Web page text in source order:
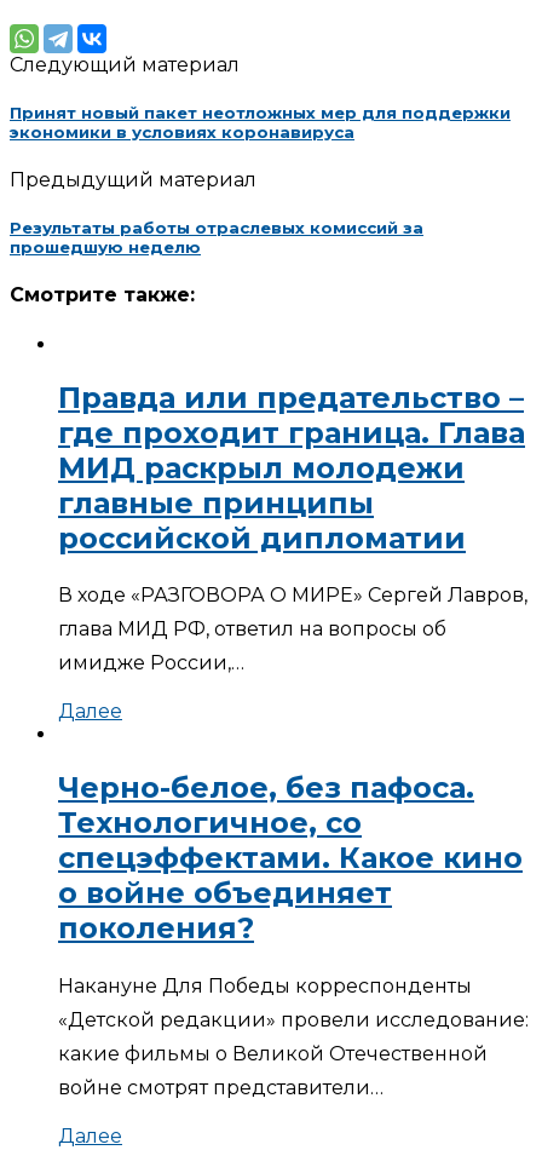
Следующий материал
Принят новый пакет неотложных мер для поддержки
экономики в условиях коронавируса
Предыдущий материал
Результаты работы отраслевых комиссий за
прошедшую неделю
Смотрите также:
Правда или предательство –
где проходит граница. Глава
МИД раскрыл молодежи
главные принципы
российской дипломатии
В ходе «РАЗГОВОРА О МИРЕ» Сергей Лавров,
глава МИД РФ, ответил на вопросы об
имидже России,…
Далее
Черно-белое, без пафоса.
Технологичное, со
спецэффектами. Какое кино
о войне объединяет
поколения?
Накануне Для Победы корреспонденты
«Детской редакции» провели исследование:
какие фильмы о Великой Отечественной
войне смотрят представители…
Далее